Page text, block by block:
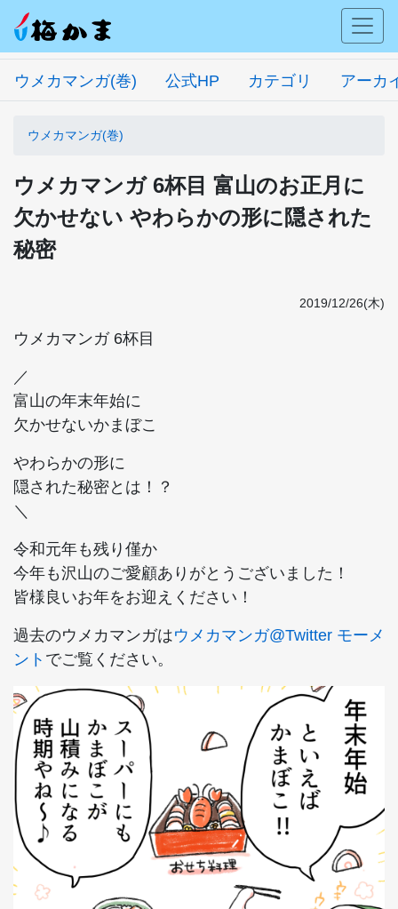
ウメカマンガ(巻) 公式HP カテゴリ アーカ
ウメカマンガ(巻)
ウメカマンガ 6杯目 富山のお正月に
欠かせない やわらかの形に隠された
秘密
2019/12/26(木)
ウメカマンガ 6杯目
／
富山の年末年始に
欠かせないかまぼこ
やわらかの形に
隠された秘密とは！？
＼
令和元年も残り僅か
今年も沢山のご愛顧ありがとうございました！
皆様良いお年をお迎えください！
過去のウメカマンガはウメカマンガ@Twitter モーメ
ント でご覧ください。